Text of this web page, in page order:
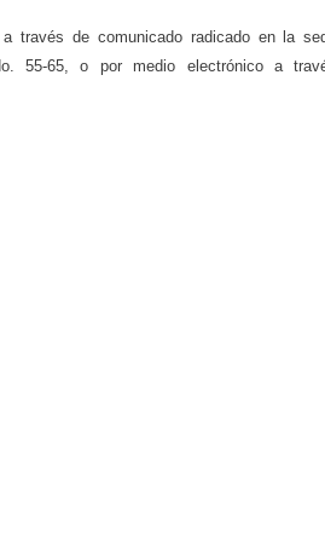
través de comunicado radicado en la
55-65, o por medio electrónico a